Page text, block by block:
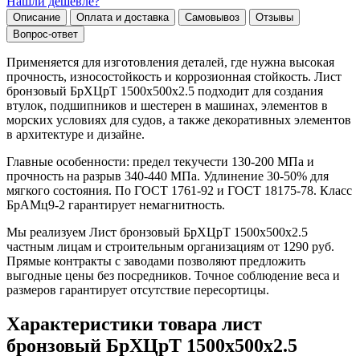
Описание Оплата и доставка Самовывоз
Отзывы
Вопрос-ответ
Применяется для изготовления деталей, где нужна высокая
прочность, износостойкость и коррозионная стойкость. Лист
бронзовый БрХЦрТ 1500х500х2.5 подходит для создания
втулок, подшипников и шестерен в машинах, элементов в
морских условиях для судов, а также декоративных элементов
в архитектуре и дизайне.
Главные особенности: предел текучести 130-200 МПа и
прочность на разрыв 340-440 МПа. Удлинение 30-50% для
мягкого состояния. По ГОСТ 1761-92 и ГОСТ 18175-78. Класс
БрАМц9-2 гарантирует немагнитность.
Мы реализуем Лист бронзовый БрХЦрТ 1500х500х2.5
частным лицам и строительным организациям от 1290 руб.
Прямые контракты с заводами позволяют предложить
выгодные цены без посредников. Точное соблюдение веса и
размеров гарантирует отсутствие пересортицы.
Характеристики товара лист
бронзовый БрХЦрТ 1500х500х2.5